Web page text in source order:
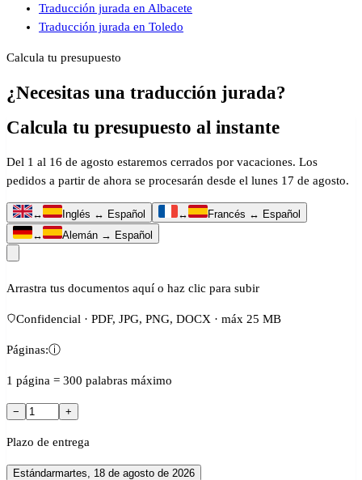
Traducción jurada en Albacete
Traducción jurada en Toledo
Calcula tu presupuesto
¿Necesitas una traducción jurada?
Calcula tu presupuesto al instante
Del 1 al 16 de agosto estaremos cerrados por vacaciones. Los
pedidos a partir de ahora se procesarán desde el lunes 17 de agosto.
↔ Inglés ↔ Español ↔
Francés ↔ Español
↔
Alemán → Español
Arrastra tus documentos aquí o haz clic para subir
Confidencial · PDF, JPG, PNG, DOCX · máx 25 MB
Páginas:ⓘ
1 página = 300 palabras máximo
− +
Plazo de entrega
Estándarmartes, 18 de agosto de 2026